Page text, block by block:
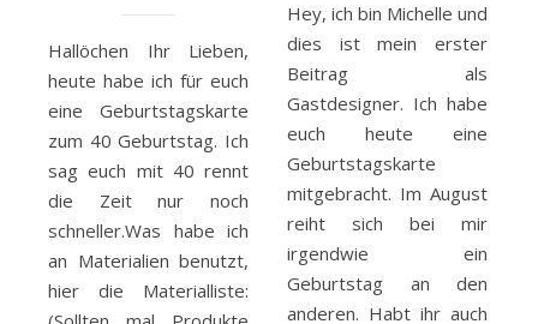
Hallöchen Ihr Lieben,
heute habe ich für euch
eine Geburtstagskarte
zum 40 Geburtstag. Ich
sag euch mit 40 rennt
die Zeit nur noch
schneller.Was habe ich
an Materialien benutzt,
hier die Materialliste:
Hey, ich bin Michelle und
dies ist mein erster
Beitrag als
Gastdesigner. Ich habe
euch heute eine
Geburtstagskarte
mitgebracht. Im August
reiht sich bei mir
irgendwie ein
Geburtstag an den
anderen. Habt ihr auch